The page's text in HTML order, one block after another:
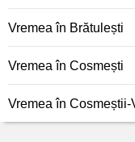
Vremea în Brătulești
Vremea în Cosmești
Vremea în Cosmeștii-